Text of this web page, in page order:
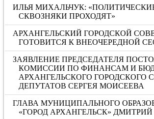
ИЛЬЯ МИХАЛЬЧУК:
СКВОЗНЯКИ ПРОХОДЯТ»
АРХАНГЕЛЬСКИЙ ГОРОДСКОЙ
ГОТОВИТСЯ К ВНЕОЧЕРЕДНОЙ
ЗАЯВЛЕНИЕ ПРЕДСЕДАТЕЛЯ
КОМИССИИ ПО ФИНАНСАМ И
АРХАНГЕЛЬСКОГО ГОРОДСКОГО
ДЕПУТАТОВ СЕРГЕЯ МОИСЕЕВА
ГЛАВА МУНИЦИПАЛЬНОГО
«ГОРОД АРХАНГЕЛЬСК»